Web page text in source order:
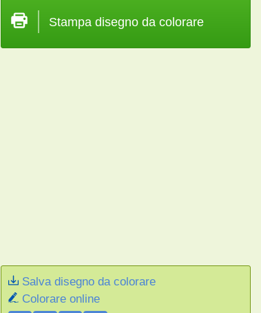
Stampa disegno da colorare
Salva disegno da colorare
Colorare online